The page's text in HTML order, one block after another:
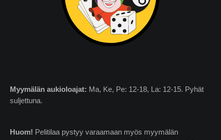
Myymälän aukioloajat: Ma, Ke, Pe: 12-18, La: 12-15. Pyhät
suljettuna.
Huom! Pelitilaa pystyy varaamaan myös myymälän